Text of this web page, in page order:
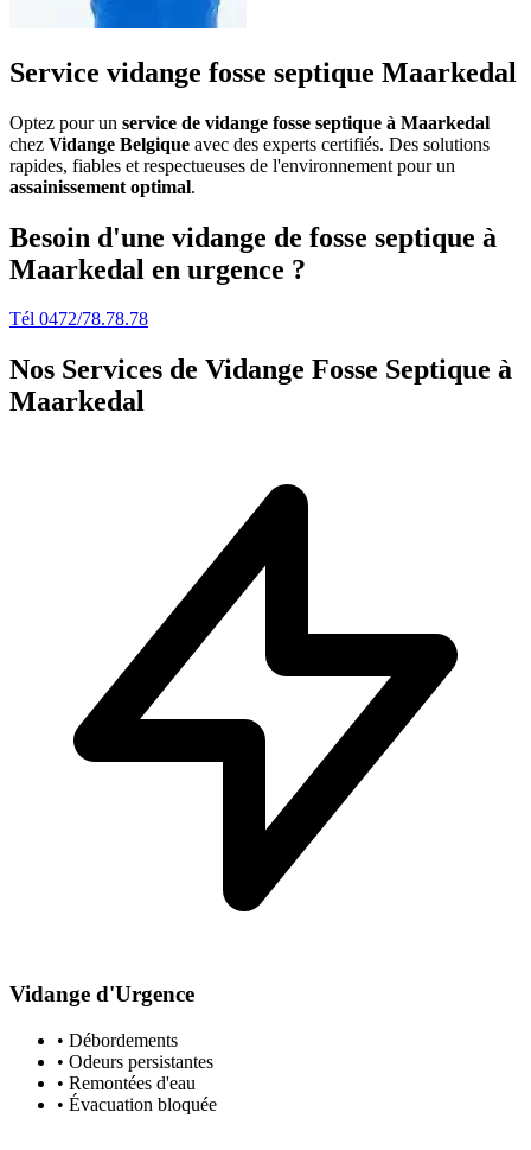
Service vidange fosse septique Maarkedal
Optez pour un service de vidange fosse septique à Maarkedal
chez Vidange Belgique avec des experts certifiés. Des solutions
rapides, fiables et respectueuses de l'environnement pour un
assainissement optimal.
Besoin d'une vidange de fosse septique à
Maarkedal en urgence ?
Tél 0472/78.78.78
Nos Services de Vidange Fosse Septique à
Maarkedal
Vidange d'Urgence
• Débordements
• Odeurs persistantes
• Remontées d'eau
• Évacuation bloquée